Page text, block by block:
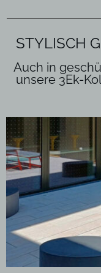
STYLISCH
Auch in
unsere 3Ek-